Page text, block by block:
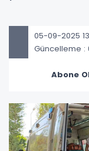
05-09-2025
Güncelleme :
Abone